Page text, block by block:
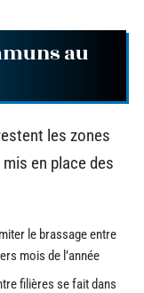
au
les zones
en place des
le brassage entre
mois de l’année
filières se fait dans